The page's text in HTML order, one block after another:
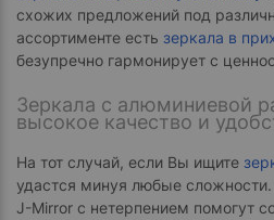
схожих предложений под
ассортименте есть зеркала в
безупречно гармонирует с
Зеркала с алюминиевой
высокое качество и
На тот случай, если Вы ищите
удастся минуя любые
J-Mirror с нетерпением помогут